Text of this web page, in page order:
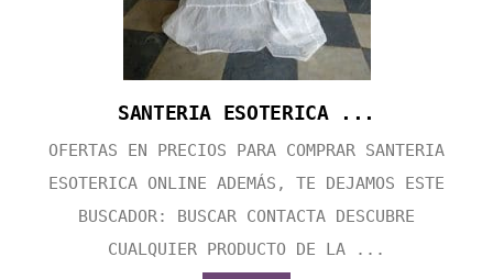
SANTERIA ESOTERICA ...
OFERTAS EN PRECIOS PARA COMPRAR SANTERIA
ESOTERICA ONLINE ADEMÁS, TE DEJAMOS ESTE
BUSCADOR: BUSCAR CONTACTA DESCUBRE
CUALQUIER PRODUCTO DE LA ...